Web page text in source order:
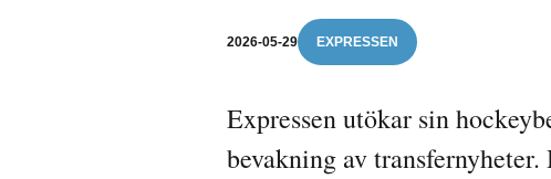
2026-05-29 EXPRESSEN
Expressen utökar sin
bevakning av